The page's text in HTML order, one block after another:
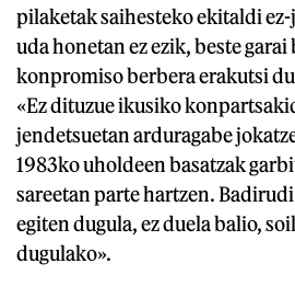
pilaketak saihesteko ekitaldi
uda honetan ez ezik, beste garai
konpromiso berbera erakutsi
«Ez dituzue ikusiko
jendetsuetan arduragabe
1983ko uholdeen basatzak
sareetan parte hartzen.
egiten dugula, ez duela balio,
dugulako».